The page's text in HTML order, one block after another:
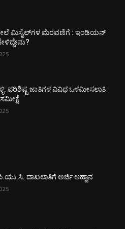
ಮಿಸೈಲ್​ಗಳ ಮೆರವಣಿಗೆ : ಇಂಡಿಯನ್
ಪರಿಶಿಷ್ಟ ಜಾತಿಗಳ ವಿವಿಧ ಒಳಮೀಸಲಾತಿ
ದಾಖಲಾತಿಗೆ ಅರ್ಜಿ ಆಹ್ವಾನ